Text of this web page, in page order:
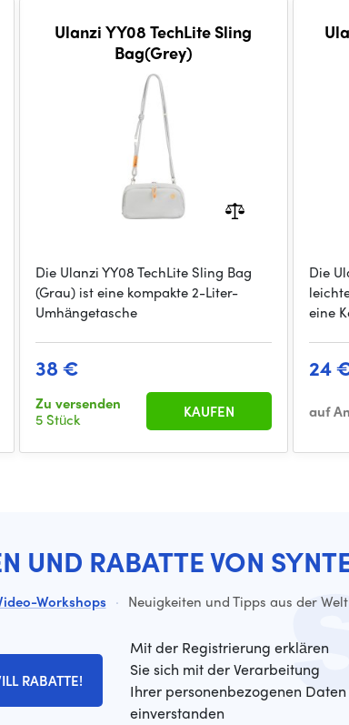
Ulanzi YY08 TechLite Sling
Bag(Grey)
Die Ulanzi YY08 TechLite Sling Bag
(Grau) ist eine kompakte 2-Liter-
Umhängetasche
38 €
Zu versenden
5 Stück
KAUFEN
Die
eine
24
auf
UND RABATTE VON
Workshops · Neuigkeiten und Tipps aus der
RABATTE!
Mit der Registrierung erklären
Sie sich mit der Verarbeitung
Ihrer personenbezogenen Daten
einverstanden